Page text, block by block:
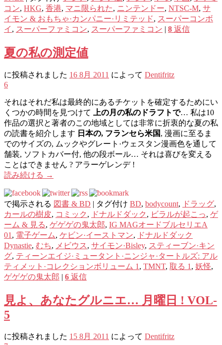
コン, HKG, 香港, マニ限られた, ニンテンドー, NTSC-M, サ
イモン & おもちゃ·カンパニー·リミテッド, スーパーコンボ
イ , スーパーファミコン, スーパーファミコン | 8 返信
夏の私の測定値
に投稿されました 16 8月 2011 によって Dentifritz
6
それはそれだ私は最終的にあるチケットを確定するためにい
くつかの時間を見つけて 上の月の私のドラフトで… 私は10
作品の選択と著者のこの地域としては非常に折衷的な夏の私
の読書を紹介します 日本の, フランセら米国, 漫画に至るま
でのサイズの, ムックやグレート·ウェスタン漫画色を通して
舗装, ソフトカバー付, 他の段ボール… それは喜びを変える
ことはできません ? アラーゲレンデ !
読み続ける →
で掲示される 図書 & BD タグ付け BD, bodycount, ドラッグ,
カールの樹皮, コミック , ドナルドダック , ビラルが起こっ, ゲ
ーム & 見る, ゲゲゲの鬼太郎, IG MAGオードブルセリエA
01, 電子ゲーム, ケビン·イーストマン,
ドナルドダック
Dynastie, むち, メビウス, サイモン·Bisley, スティーブン·キン
グ, ティーンエイジ·ミュータント·ニンジャ·タートルズ: アル
ティメット·コレクションボリューム 1, TMNT, 取る 1, 妖怪,
ゲゲゲの鬼太郎
6 返信
見よ、あなたグルニエ… 月曜日 ! VOL-
5
に投稿されました 15 8月 2011 によって Dentifritz